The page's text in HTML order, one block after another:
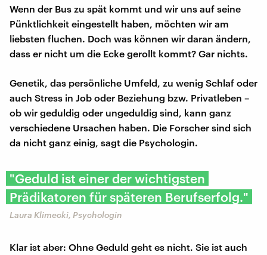
Wenn der Bus zu spät kommt und wir uns auf seine
Pünktlichkeit eingestellt haben, möchten wir am
liebsten fluchen. Doch was können wir daran ändern,
dass er nicht um die Ecke gerollt kommt? Gar nichts.
Genetik, das persönliche Umfeld, zu wenig Schlaf oder
auch Stress in Job oder Beziehung bzw. Privatleben –
ob wir geduldig oder ungeduldig sind, kann ganz
verschiedene Ursachen haben. Die Forscher sind sich
da nicht ganz einig, sagt die Psychologin.
"Geduld ist einer der wichtigsten
Prädikatoren für späteren Berufserfolg."
Laura Klimecki, Psychologin
Klar ist aber: Ohne Geduld geht es nicht. Sie ist auch